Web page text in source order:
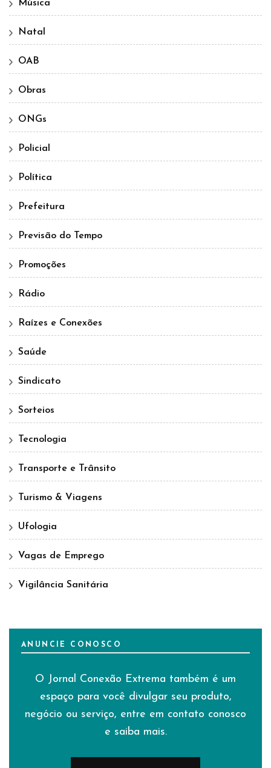
Música
Natal
OAB
Obras
ONGs
Policial
Política
Prefeitura
Previsão do Tempo
Promoções
Rádio
Raízes e Conexões
Saúde
Sindicato
Sorteios
Tecnologia
Transporte e Trânsito
Turismo & Viagens
Ufologia
Vagas de Emprego
Vigilância Sanitária
ANUNCIE CONOSCO
O Jornal Conexão Extrema também é um
espaço para você divulgar seu produto,
negócio ou serviço, entre em contato conosco
e saiba mais.